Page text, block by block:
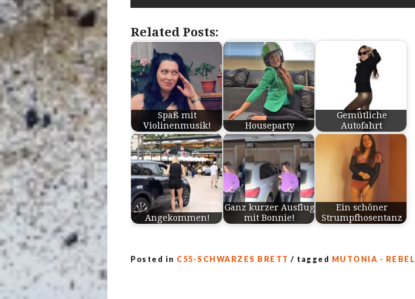
Related Posts:
Spaß mit
Violinenmusik!
Houseparty
Gemütliche
Autofahrt
Angekommen!
Ganz kurzer Ausflug
mit Bonnie!
Ein schöner
Strumpfhosentanz
Posted in C55-SCHWARZES BRETT / tagged MUTONIA - REBEL